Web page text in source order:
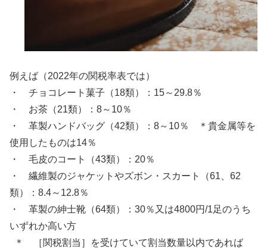
例えば（2022年の関税率表では）
・ チョコレート菓子（18類）：15～29.8％
・ お茶（21類）：8～10％
・ 革製ハンドバッグ（42類）：8～10％ ＊貴金属等を
使用したものは14％
・ 毛皮のコート（43類）：20％
・ 繊維製のジャケットやズボン・スカート（61、62
類）：8.4～12.8％
・ 革製の紳士靴（64類）：30％又は4800円/1足のうち
いずれか高い方
＊ ［関税割当］を受けていて割当数量以内であれば